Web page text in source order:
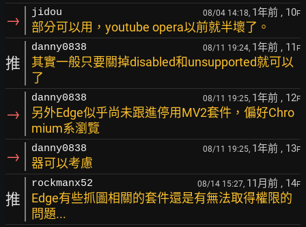
→ jidou 08/04 14:18, 1年前 , 10F
部分可以用，youtube opera以前就半壞了。
推
danny0838 08/11 19:24, 1年前 , 11 F
其實一般只要關掉disabled和unsupported就可以
了
→
danny0838 08/11 19:25, 1年前 , 12F
另外Edge似乎尚未跟進停用MV2套件，偏好Chro
mium系瀏覽
→ danny0838 08/11 19:25, 1年前 , 13F
器可以考慮
推
rockmanx52 08/14 15:27, 11月前 , 14F
Edge有些抓圖相關的套件還是有無法取得權限的
問題...